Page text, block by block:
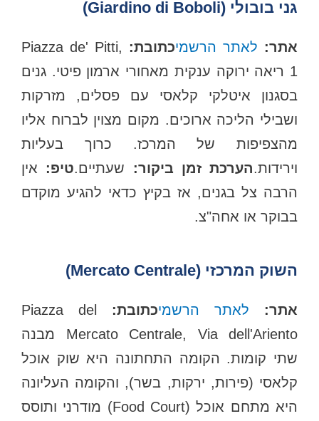
גני בובולי (Giardino di Boboli)
אתר: לאתר הרשמיכתובת: Piazza de' Pitti,
1 ריאה ירוקה ענקית מאחורי ארמון פיטי. גנים
בסגנון איטלקי קלאסי עם פסלים, מזרקות
ושבילי הליכה ארוכים. מקום מצוין לברוח אליו
מהצפיפות של המרכז. כרוך בעליות
וירידות.הערכת זמן ביקור:שעתיים.טיפ:אין
הרבה צל בגנים, אז בקיץ כדאי להגיע מוקדם
בבוקר או אחה"צ.
השוק המרכזי (Mercato Centrale)
אתר: לאתר הרשמיכתובת:
Piazza del
Mercato Centrale, Via dell'Ariento מבנה
שתי קומות. הקומה התחתונה היא שוק אוכל
קלאסי (פירות, ירקות, בשר), והקומה העליונה
היא מתחם אוכל (Food Court) מודרני ותוסס